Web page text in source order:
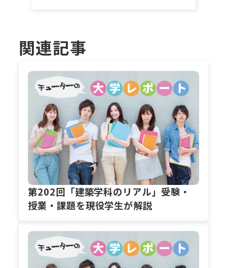
関連記事
第202回「建築学科のリアル」受験・
授業・課題を現役学生が解説